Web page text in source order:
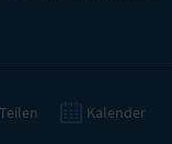
Teilen Kalender